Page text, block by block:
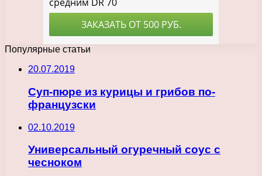
Популярные статьи
20.07.2019
Суп-пюре из курицы и грибов по-
французски
02.10.2019
Универсальный огуречный соус с
чесноком